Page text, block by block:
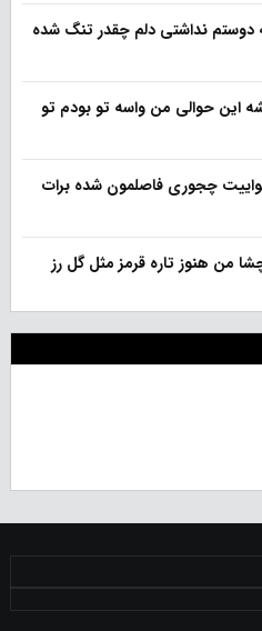
دوستم نداشتی دلم چقدر تنگ شده
این حوالی من واسه تو‌ بودم تو
چجوری فاصلمون شده برات
من هنوز تاره قرمز مثل گل رز